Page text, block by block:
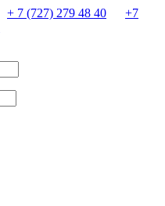
+ 7 (727) 279 48 40
+7